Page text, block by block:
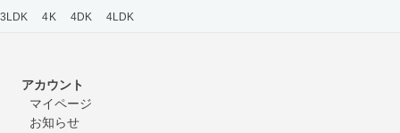
3LDK
4K 4DK 4LDK
アカウント
マイページ
お知らせ